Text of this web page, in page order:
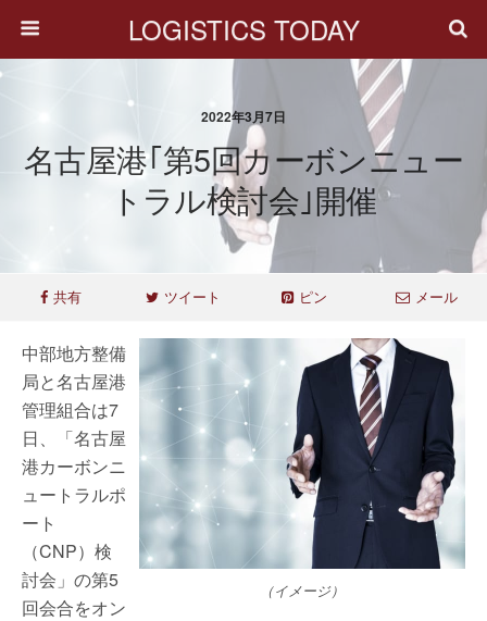
LOGISTICS TODAY
2022年3月7日
名古屋港｢第5回カーボンニュー
トラル検討会｣開催
共有 ツイート ピン メール
（イメージ）
中部地方整備
局と名古屋港
管理組合は7
日、「名古屋
港カーボンニ
ュートラルポ
ート
（CNP）検
討会」の第5
回会合をオン